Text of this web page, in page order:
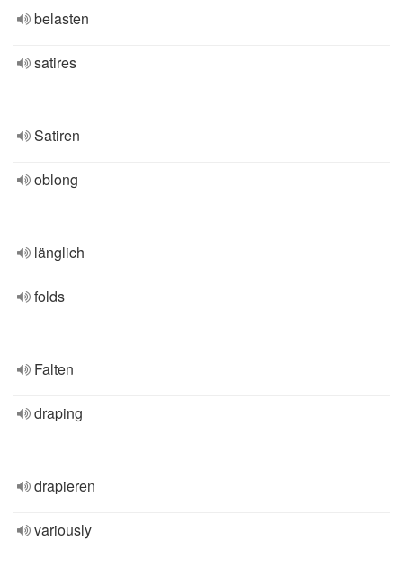
belasten
satires
Satiren
oblong
länglich
folds
Falten
draping
drapieren
variously